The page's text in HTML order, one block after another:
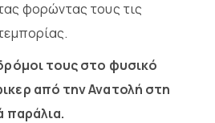
φορώντας τους τις
τους στο φυσικό
από την Ανατολή στη
παράλια.